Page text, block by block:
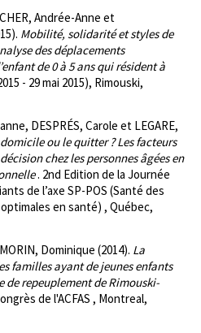
Andrée-Anne et
Mobilité, solidarité et styles de
des déplacements
de 0 à 5 ans qui résident à
- 29 mai 2015), Rimouski,
DESPRÉS, Carole et LEGARE,
ou le quitter ? Les facteurs
chez les personnes âgées en
. 2nd Edition de la Journée
de l’axe SP-POS (Santé des
en santé) , Québec,
Dominique (2014). La
familles ayant de jeunes enfants
repeuplement de Rimouski-
de l'ACFAS , Montreal,